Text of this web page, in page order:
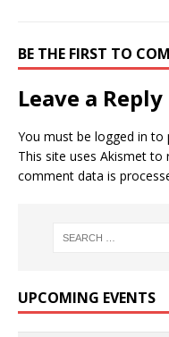
BE THE FIRST TO
Leave a Reply
You must be logged in to
This site uses Akismet to
comment data is
UPCOMING EVENTS